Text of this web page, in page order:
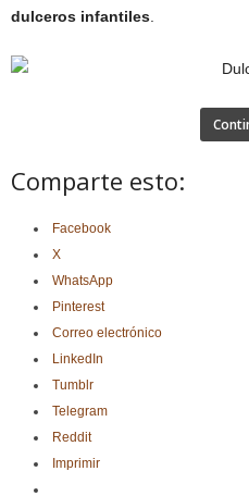
dulceros infantiles
Comparte esto:
Facebook
X
WhatsApp
Pinterest
Correo electrónico
LinkedIn
Tumblr
Telegram
Reddit
Imprimir